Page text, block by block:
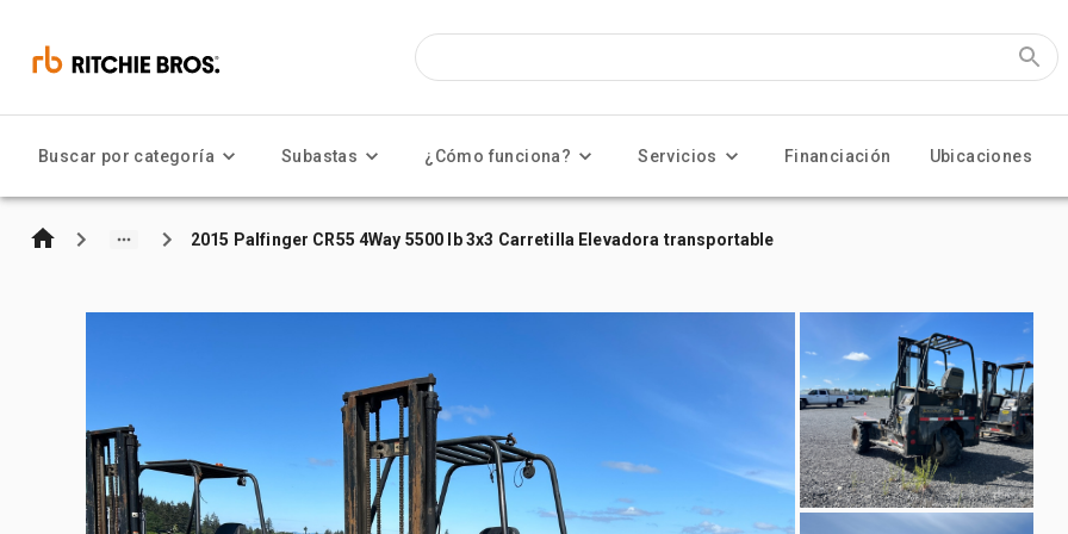
Buscar por categoría Subastas ¿Cómo funciona? Servicios Financiación Ubicaciones
2015 Palfinger CR55 4Way 5500 lb 3x3 Carretilla Elevadora transportable